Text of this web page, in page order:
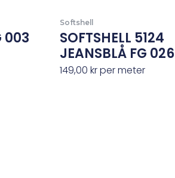
003
Softshell
SOFTSHELL 5124
JEANSBLÅ FG 026
149,00krper meter